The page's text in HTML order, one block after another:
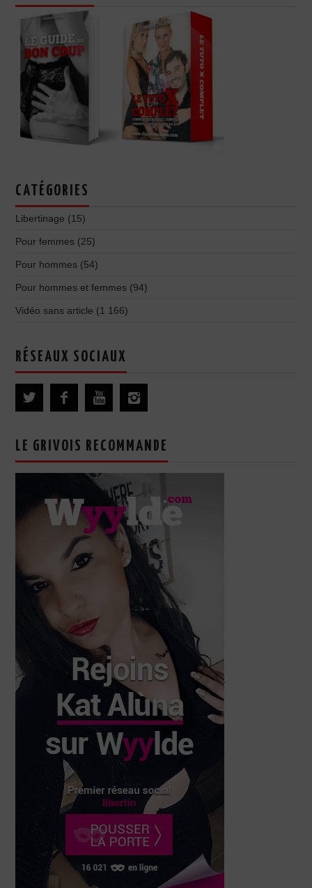
CATÉGORIES
Libertinage (15)
Pour femmes (25)
Pour hommes (54)
Pour hommes et femmes (94)
Vidéo sans article (1 166)
RÉSEAUX SOCIAUX
LE GRIVOIS RECOMMANDE